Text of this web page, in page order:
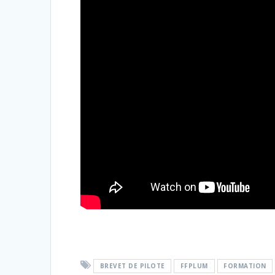
BREVET DE PILOTE FFPLUM FORMATION